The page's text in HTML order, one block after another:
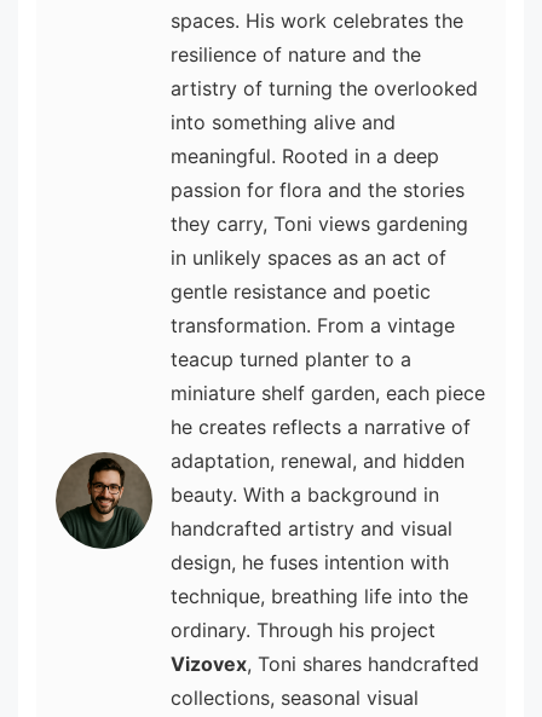
spaces. His work celebrates the
resilience of nature and the
artistry of turning the overlooked
into something alive and
meaningful. Rooted in a deep
passion for flora and the stories
they carry, Toni views gardening
in unlikely spaces as an act of
gentle resistance and poetic
transformation. From a vintage
teacup turned planter to a
miniature shelf garden, each piece
he creates reflects a narrative of
adaptation, renewal, and hidden
beauty. With a background in
handcrafted artistry and visual
design, he fuses intention with
technique, breathing life into the
ordinary. Through his project
Vizovex, Toni shares handcrafted
collections, seasonal visual